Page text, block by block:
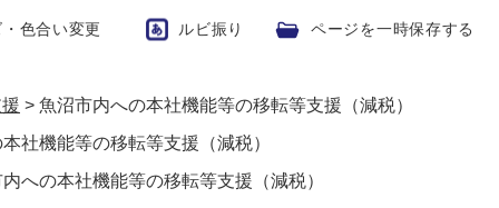
色合い変更 ルビ振り ページを一時保存する
> 魚沼市内への本社機能等の移転等支援（減税）
社機能等の移転等支援（減税）
への本社機能等の移転等支援（減税）